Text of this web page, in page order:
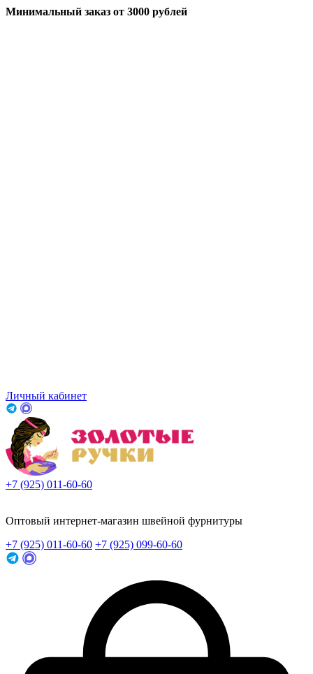
Минимальный заказ от 3000 рублей
Личный кабинет
+7 (925) 011-60-60
Оптовый интернет-магазин швейной фурнитуры
+7 (925) 011-60-60 +7 (925) 099-60-60